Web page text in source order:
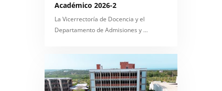
Académico 2026-2
La Vicerrectoría de Docencia y el
Departamento de Admisiones y …